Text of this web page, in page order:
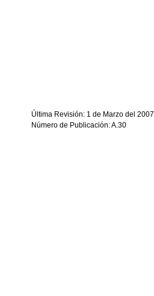
Última Revisión: 1 de Marzo del 2007
Número de Publicación: A.30